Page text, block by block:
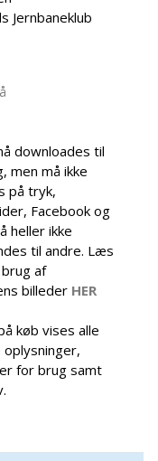
Jernbaneklub
downloades til
men må ikke
på tryk,
Facebook og
heller ikke
til andre. Læs
af
billeder HER
køb vises alle
for brug samt